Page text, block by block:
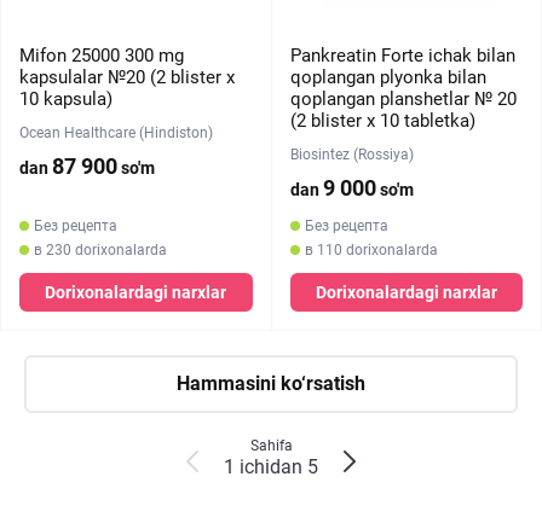
Mifon 25000 300 mg
kapsulalar №20 (2 blister х
10 kapsula)
Ocean Healthcare (Hindiston)
dan87 900so'm
Без рецепта
в 230 dorixonalarda
Dorixonalardagi narxlar
Pankreatin Forte ichak bilan
qoplangan plyonka bilan
qoplangan planshetlar № 20
(2 blister х 10 tabletka)
Biosintez (Rossiya)
dan9 000so'm
Без рецепта
в 110 dorixonalarda
Dorixonalardagi narxlar
Hammasini ko‘rsatish
Sahifa
1 ichidan 5